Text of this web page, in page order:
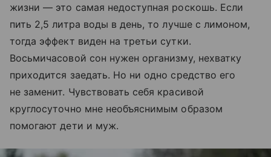
жизни — это самая недоступная роскошь. Если
пить 2,5 литра воды в день, то лучше с лимоном,
тогда эффект виден на третьи сутки.
Восьмичасовой сон нужен организму, нехватку
приходится заедать. Но ни одно средство его
не заменит. Чувствовать себя красивой
круглосуточно мне необъяснимым образом
помогают дети и муж.